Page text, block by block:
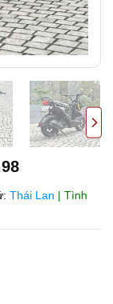
Thái Lan | Tình